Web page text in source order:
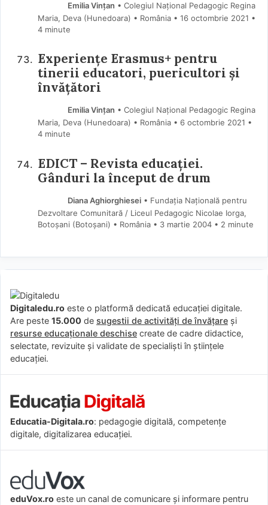
Emilia Vințan • Colegiul Național Pedagogic Regina
Maria, Deva (Hunedoara) • România
16 octombrie 2021 •
4 minute
Experiențe Erasmus+ pentru
tinerii educatori, puericultori și
învățători
Emilia Vințan • Colegiul Național Pedagogic Regina
Maria, Deva (Hunedoara) • România
6 octombrie 2021 •
4 minute
EDICT – Revista educației.
Gânduri la început de drum
Diana Aghiorghiesei• Fundația Națională pentru
Dezvoltare Comunitară / Liceul Pedagogic Nicolae Iorga,
Botoșani (Botoșani) • România
3 martie 2004 • 2 minute
Digitaledu.ro este o platformă dedicată educației digitale.
Are peste 15.000 de sugestii de activități de învățare și
resurse educaționale deschise create de cadre didactice,
selectate, revizuite și validate de specialiști în științele
educației.
Educatia-Digitala.ro: pedagogie digitală, competențe
digitale, digitalizarea educației.
eduVox.ro este un canal de comunicare și informare pentru